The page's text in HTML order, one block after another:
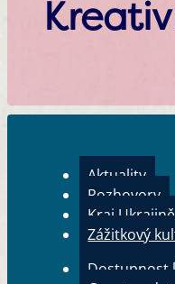
Aktuality
Rozhovory
Kraj Ukrajině
Zážitkový
Dostupnost